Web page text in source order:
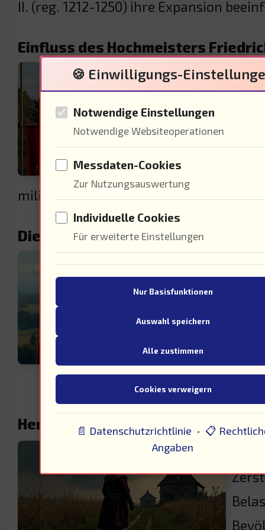
II. (reg. 1212-1250) ihre Expansion
Einfluss des Hochmeisters
Der
des
militärisch, sondern auch politisch.
Die Beziehung zu den deutschen
Die
Herausforderungen durch den
🍪 Einwilligungs-
Notwendige Einstellungen
Notwendige Websiteoperationen
Messdaten-Cookies
Zur Nutzungsauswertung
Individuelle Cookies
Für erweiterte Einstellungen
Nur Basisfunktionen
Auswahl speichern
Alle zustimmen
Cookies verweigern
📄 Datenschutzrichtlinie • 📋
Angaben